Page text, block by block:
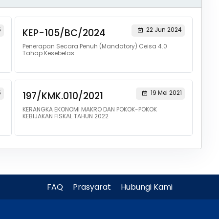
KEP-105/BC/2024
22 Jun 2024
Penerapan Secara Penuh (Mandatory) Ceisa 4.0
Tahap Kesebelas
197/KMK.010/2021
19 Mei 2021
KERANGKA EKONOMI MAKRO DAN POKOK-POKOK
KEBIJAKAN FISKAL TAHUN 2022
FAQ Prasyarat Hubungi Kami